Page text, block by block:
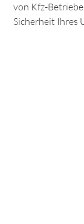
von Kfz-
Sicherheit Ihres